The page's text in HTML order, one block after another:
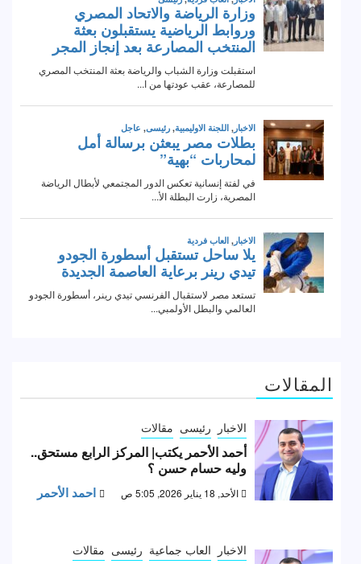
المقالات
الاخبار رئيسى مقالات
أحمد الأحمر يكتب| المركز الرابع مستحق..
وليه حسام حسن ؟
الأحد, 18 يناير 2026, 5:05 ص احمد الأحمر
الاخبار العاب جماعية رئيسى مقالات